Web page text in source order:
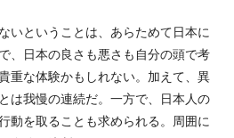
いということは、あらためて日本に
、日本の良さも悪さも自分の頭で考
重な体験かもしれない。加えて、異
は我慢の連続だ。一方で、日本人の
動を取ることも求められる。周囲に